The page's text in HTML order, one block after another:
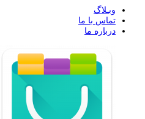
وبـلاگ
تماس با ما
درباره ما